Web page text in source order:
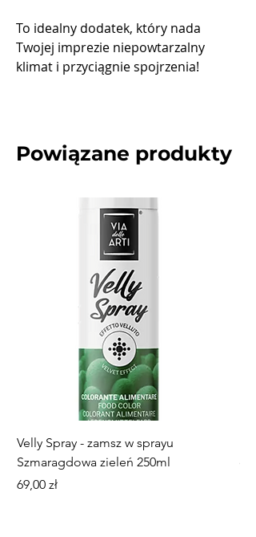
To idealny dodatek, który nada
Twojej imprezie niepowtarzalny
klimat i przyciągnie spojrzenia!
Powiązane produkty
Velly Spray - zamsz w sprayu
Szmaragdowa zieleń 250ml
Cena
69,00 zł